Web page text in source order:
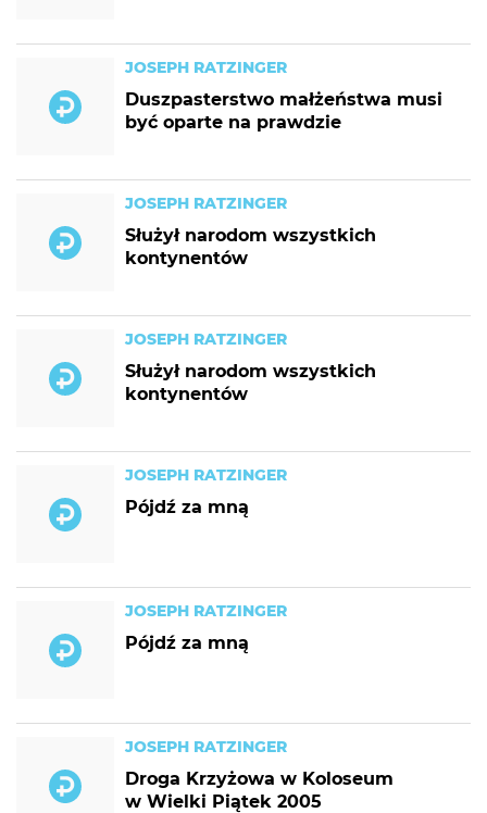
JOSEPH RATZINGER
Duszpasterstwo małżeństwa musi
być oparte na prawdzie
JOSEPH RATZINGER
Służył narodom wszystkich
kontynentów
JOSEPH RATZINGER
Służył narodom wszystkich
kontynentów
JOSEPH RATZINGER
Pójdź za mną
JOSEPH RATZINGER
Pójdź za mną
JOSEPH RATZINGER
Droga Krzyżowa w Koloseum
w Wielki Piątek 2005